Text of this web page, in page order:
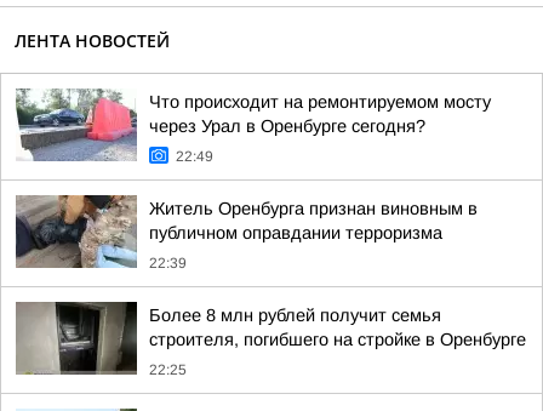
ЛЕНТА НОВОСТЕЙ
Что происходит на ремонтируемом мосту
через Урал в Оренбурге сегодня?
22:49
Житель Оренбурга признан виновным в
публичном оправдании терроризма
22:39
Более 8 млн рублей получит семья
строителя, погибшего на стройке в Оренбурге
22:25